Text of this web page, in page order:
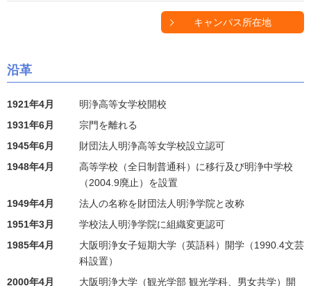
キャンパス所在地
沿革
1921年4月
明浄高等女学校開校
1931年6月
宗門を離れる
1945年6月
財団法人明浄高等女学校設立認可
1948年4月
高等学校（全日制普通科）に移行及び明浄中学校
（2004.9廃止）を設置
1949年4月
法人の名称を財団法人明浄学院と改称
1951年3月
学校法人明浄学院に組織変更認可
1985年4月
大阪明浄女子短期大学（英語科）開学（1990.4文芸
科設置）
2000年4月
大阪明浄大学（観光学部 観光学科、男女共学）開